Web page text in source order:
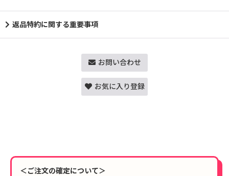
返品特約に関する重要事項
お問い合わせ
お気に入り登録
＜ご注文の確定について＞